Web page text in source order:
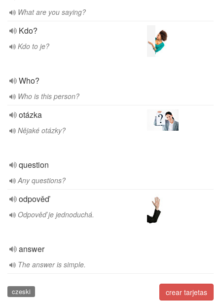
What are you saying?
Kdo?
Kdo to je?
Who?
Who is this person?
otázka
Nějaké otázky?
question
Any questions?
odpověď
Odpověď je jednoduchá.
answer
The answer is simple.
crear tarjetas
czeski